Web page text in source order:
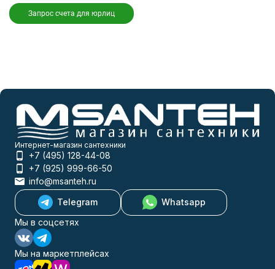
Запрос счета для юрлиц
Интернет-магазин сантехники
+7 (495) 128-44-08
+7 (925) 999-66-50
info@msanteh.ru
Telegram
Whatsapp
Мы в соцсетях
Мы на маркетплейсах